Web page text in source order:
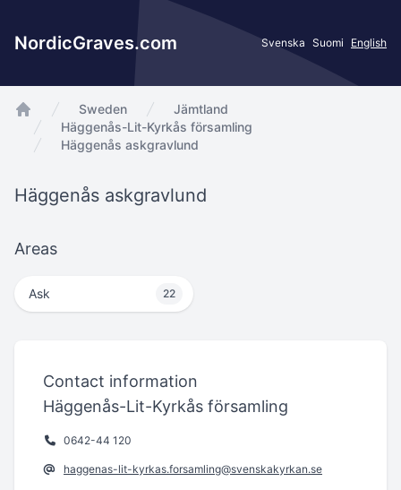
NordicGraves.com Svenska Suomi English
app.Start
Sweden
Jämtland
Häggenås-Lit-Kyrkås församling
Häggenås askgravlund
Häggenås askgravlund
Areas
Ask 22
Contact information
Häggenås-Lit-Kyrkås församling
0642-44 120
haggenas-lit-kyrkas.forsamling@svenskakyrkan.se